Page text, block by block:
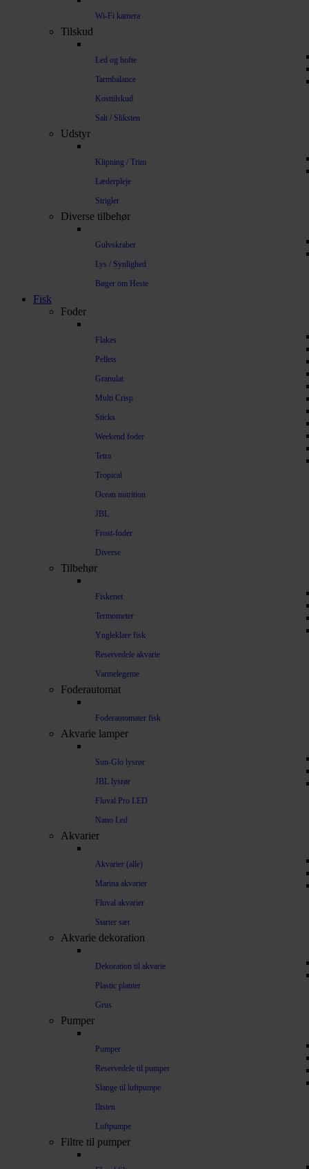
Wi-Fi kamera
Tilskud
Led og hofte
Tarmbalance
Kosttilskud
Salt / Sliksten
Udstyr
Klipning / Trim
Læderpleje
Strigler
Diverse tilbehør
Gulvskraber
Lys / Synlighed
Bøger om Heste
Fisk
Foder
Flakes
Pellets
Granulat
Multi Crisp
Sticks
Weekend foder
Tetra
Tropical
Ocean nutrition
JBL
Frost-foder
Diverse
Tilbehør
Fiskenet
Termometer
Yngleklare fisk
Reservedele akvarie
Varmelegeme
Foderautomat
Foderautomater fisk
Akvarie lamper
Sun-Glo lysrør
JBL lysrør
Fluval Pro LED
Nano Led
Akvarier
Akvarier (alle)
Marina akvarier
Fluval akvarier
Starter sæt
Akvarie dekoration
Dekoration til akvarie
Plastic planter
Grus
Pumper
Pumper
Reservedele til pumper
Slange til luftpumpe
Iltsten
Luftpumpe
Filtre til pumper